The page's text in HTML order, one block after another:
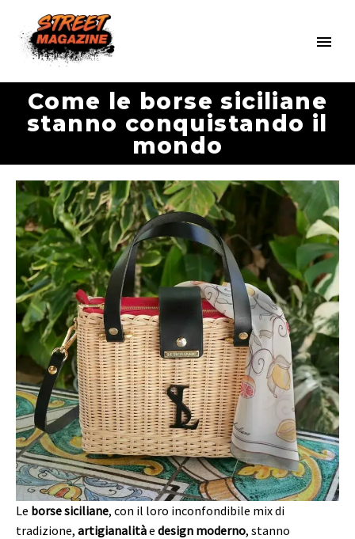
Come le borse siciliane
stanno conquistando il
mondo
Le borse siciliane, con il loro inconfondibile mix di
tradizione, artigianalitàe design moderno, stanno